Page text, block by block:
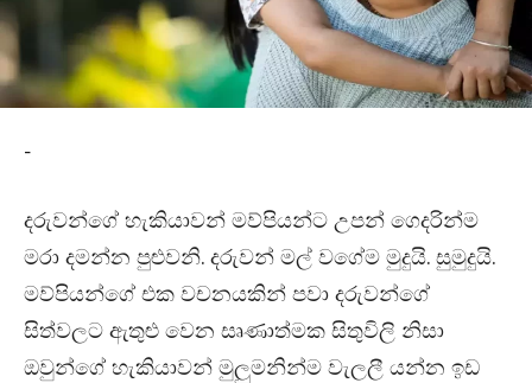
-
දරුවන්ගේ හැකියාවන් මව්පියන්ට උපන් ගෙදරින්ම
මරා දමන්න පුළුවනි. දරුවන් මල් වගේම මුදුයි. සුමුදුයි.
මව්පියන්ගේ එක වචනයකින් පවා දරුවන්ගේ
සිත්වලට ඇතුළු වෙන සෘණාත්මක සිතුවිලි නිසා
ඔවුන්ගේ හැකියාවන් මුලුමනින්ම වැලලී යන්න ඉඩ